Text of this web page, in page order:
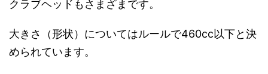
クラブヘッドもさまざまです。
大きさ（形状）についてはルールで460cc以下と決
められています。